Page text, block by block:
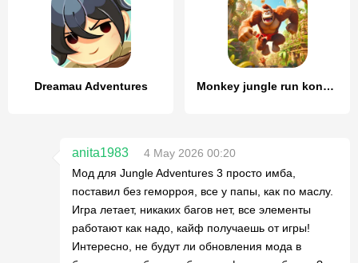
Dreamau Adventures Monkey jungle run kong gorilla
anita1983
4 May 2026 00:20
Мод для Jungle Adventures 3 просто имба,
поставил без геморроя, все у папы, как по маслу.
Игра летает, никаких багов нет, все элементы
работают как надо, кайф получаешь от игры!
Интересно, не будут ли обновления мода в